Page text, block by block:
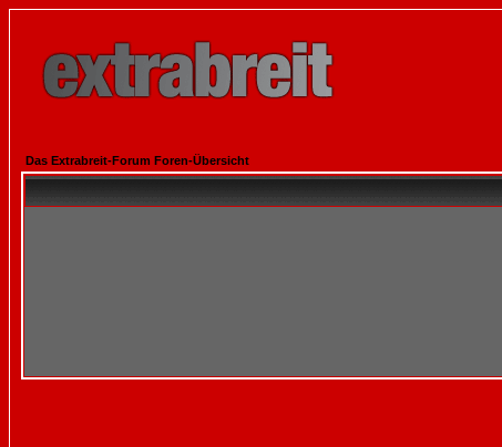
Das Extrabreit-Forum Foren-Übersicht